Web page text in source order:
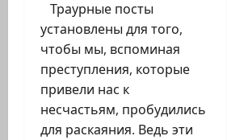
Траурные посты
установлены для того,
чтобы мы, вспоминая
преступления, которые
привели нас к
несчастьям, пробудились
для раскаяния. Ведь эти